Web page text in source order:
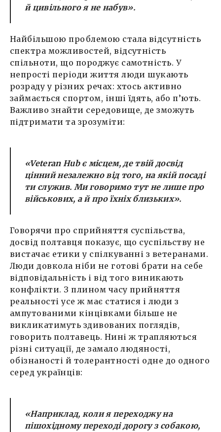
й цивільного я не набув».
Найбільшою проблемою стала відсутність
спектра можливостей, відсутність
спільноти, що породжує самотність. У
непрості періоди життя люди шукають
розраду у різних речах: хтось активно
займається спортом, інші їдять, або п’ють.
Важливо знайти середовище, де зможуть
підтримати та зрозуміти:
«Veteran Hub є місцем, де твій досвід
цінний незалежно від того, на якій посаді
ти служив. Ми говоримо тут не лише про
військових, а й про їхніх близьких».
Говорячи про сприйняття суспільства,
досвід полтавця показує, що суспільству не
вистачає етики у спілкуванні з ветеранами.
Люди довкола ніби не готові брати на себе
відповідальність і від того виникають
конфлікти. З плином часу прийняття
реальності усе ж має статися і люди з
ампутованими кінцівками більше не
викликатимуть здивованих поглядів,
говорить полтавець. Нині ж трапляються
різні ситуації, де замало людяності,
обізнаності й толерантності одне до одного
серед українців:
«Наприклад, коли я переходжу на
пішохідному переході дорогу з собакою,